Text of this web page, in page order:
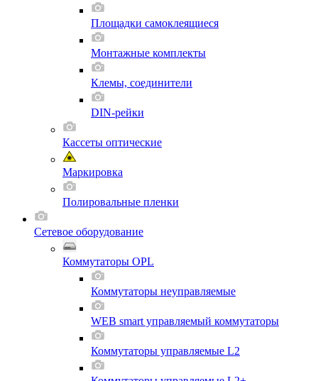
Площадки самоклеящиеся
Монтажные комплекты
Клемы, соединители
DIN-рейки
Кассеты оптические
Маркировка
Полировальные пленки
Сетевое оборудование
Коммутаторы OPL
Коммутаторы неуправляемые
WEB smart управляемый коммутаторы
Коммутаторы управляемые L2